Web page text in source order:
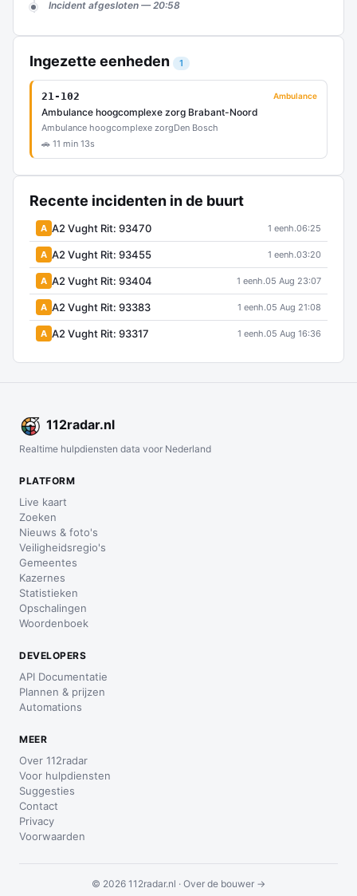
Incident afgesloten — 20:58
Ingezette eenheden 1
21-102 Ambulance
Ambulance hoogcomplexe zorg Brabant-Noord
Ambulance hoogcomplexe zorgDen Bosch
🚗 11 min 13s
Recente incidenten in de buurt
A A2 Vught Rit: 93470 1 eenh.06:25
A A2 Vught Rit: 93455 1 eenh.03:20
A A2 Vught Rit: 93404 1 eenh.05 Aug 23:07
A A2 Vught Rit: 93383 1 eenh.05 Aug 21:08
A A2 Vught Rit: 93317 1 eenh.05 Aug 16:36
112radar.nl
Realtime hulpdiensten data voor Nederland
PLATFORM
Live kaart
Zoeken
Nieuws & foto's
Veiligheidsregio's
Gemeentes
Kazernes
Statistieken
Opschalingen
Woordenboek
DEVELOPERS
API Documentatie
Plannen & prijzen
Automations
MEER
Over 112radar
Voor hulpdiensten
Suggesties
Contact
Privacy
Voorwaarden
© 2026 112radar.nl · Over de bouwer →